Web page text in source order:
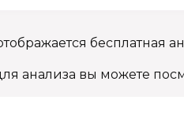
бесплатная
анализа вы можете